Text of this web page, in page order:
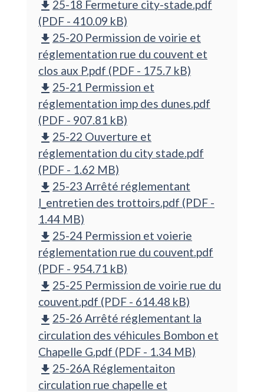
file_download 25-18 Fermeture city-stade.pdf
(PDF - 410.09 kB)
file_download 25-20 Permission de voirie et
réglementation rue du couvent et
clos aux P.pdf (PDF - 175.7 kB)
file_download 25-21 Permission et
réglementation imp des dunes.pdf
(PDF - 907.81 kB)
file_download 25-22 Ouverture et
réglementation du city stade.pdf
(PDF - 1.62 MB)
file_download 25-23 Arrêté réglementant
l_entretien des trottoirs.pdf (PDF -
1.44 MB)
file_download 25-24 Permission et voierie
réglementation rue du couvent.pdf
(PDF - 954.71 kB)
file_download 25-25 Permission de voirie rue du
couvent.pdf (PDF - 614.48 kB)
file_download 25-26 Arrêté réglementant la
circulation des véhicules Bombon et
Chapelle G.pdf (PDF - 1.34 MB)
file_download 25-26A Réglementaiton
circulation rue chapelle et